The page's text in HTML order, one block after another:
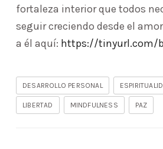
fortaleza interior que todos
seguir creciendo desde el
a él aquí: https://tinyurl.com/
DESARROLLO PERSONAL
LIBERTAD MINDFULNESS PAZ